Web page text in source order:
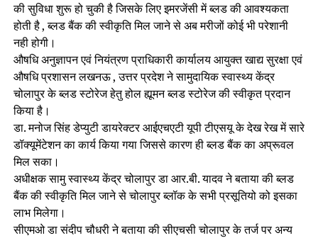
की सुविधा शुरू हो चुकी है जिसके लिए इमरजेंसी में ब्लड की आवश्यकता
होती है , ब्लड बैंक की स्वीकृति मिल जाने से अब मरीजों कोई भी परेशानी
नही होगी।
औषधि अनुज्ञापन एवं नियंत्रण प्राधिकारी कार्यालय आयुक्त खाद्य सुरक्षा एवं
औषधि प्रशासन लखनऊ , उत्तर प्रदेश ने सामुदायिक स्वास्थ्य केंद्र
चोलापुर के ब्लड स्टोरेज हेतु होल ह्यूमन ब्लड स्टोरेज की स्वीकृत प्रदान
किया है।
डा. मनोज सिंह डेप्युटी डायरेक्टर आईएचएटी यूपी टीएसयू के देख रेख में सारे
डॉक्यूमेंटेशन का कार्य किया गया जिससे कारण ही ब्लड बैंक का अप्रूवल
मिल सका।
अधीक्षक सामु स्वास्थ्य केंद्र चोलापुर डा आर.बी. यादव ने बताया की ब्लड
बैंक की स्वीकृति मिल जाने से चोलापुर ब्लॉक के सभी प्रसूतियो को इसका
लाभ मिलेगा।
सीएमओ डा संदीप चौधरी ने बताया की सीएचसी चोलापुर के तर्ज पर अन्य